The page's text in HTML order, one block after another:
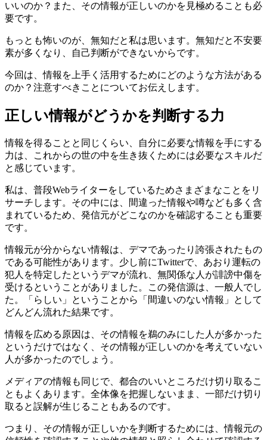
いいのか？また、その情報が正しいのかを見極めることも必
要です。
もっとも怖いのが、無知だと私は思います。無知だと不安要
素が多くなり、自己判断ができないからです。
今回は、情報を上手く活用するためにどのような方法がある
のか？注意すべきことについてお伝えします。
正しい情報がどうかを判断する力
情報を得ることと同じくらい、自分に必要な情報を手にする
力は、これからの世の中を生き抜くためには必要なスキルだ
と感じています。
私は、普段Webライターをしているためさまざまなことをリ
サーチします。その中には、間違った情報や噂なども多く含
まれているため、発信元がどこなのかを確認することも重要
です。
情報元が分からない情報は、デマであったり誇張されたもの
である可能性があります。少し前にTwitterで、あおり運転の
犯人を特定したというデマが流れ、無関係な人が誹謗中傷を
受けるということがありました。この発信源は、一般人でし
た。「らしい」ということから「間違いのない情報」として
どんどん流れた結果です。
情報を広める原因は、その情報を鵜のみにした人が多かった
というだけではなく、その情報が正しいのかを考えていない
人が多かったのでしょう。
メディアの情報も同じで、都合のいいところだけ切り取るこ
ともよくあります。全体像を把握しないまま、一部だけ切り
取ると誤解が生じることもあるのです。
つまり、その情報が正しいかを判断するためには、情報元の